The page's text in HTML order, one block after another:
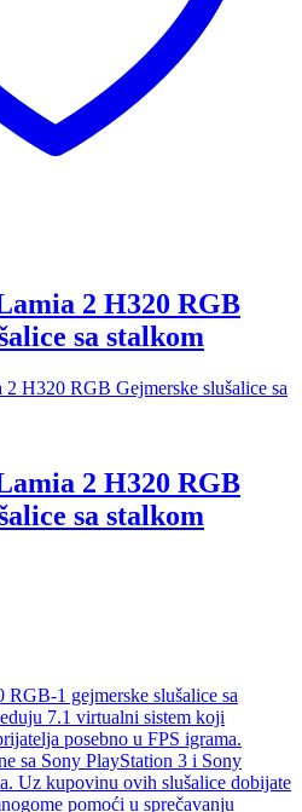
2 H320 RGB
sa stalkom
2 H320 RGB
sa stalkom
1 gejmerske slušalice sa
7.1 virtualni sistem koji
posebno u FPS igrama.
sa Sony PlayStation 3 i Sony
Uz kupovinu ovih slušalice dobijate
pomoći u sprečavanju